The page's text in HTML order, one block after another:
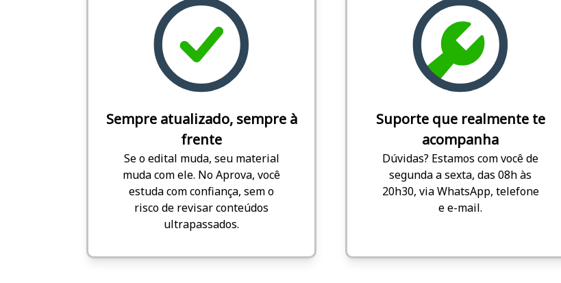
Sempre atualizado, sempre à
frente
Se o edital muda, seu material
muda com ele. No Aprova, você
estuda com confiança, sem o
risco de revisar conteúdos
ultrapassados.
Suporte que realmente te
acompanha
Dúvidas? Estamos com você de
segunda a sexta, das 08h às
20h30, via WhatsApp, telefone
e e-mail.